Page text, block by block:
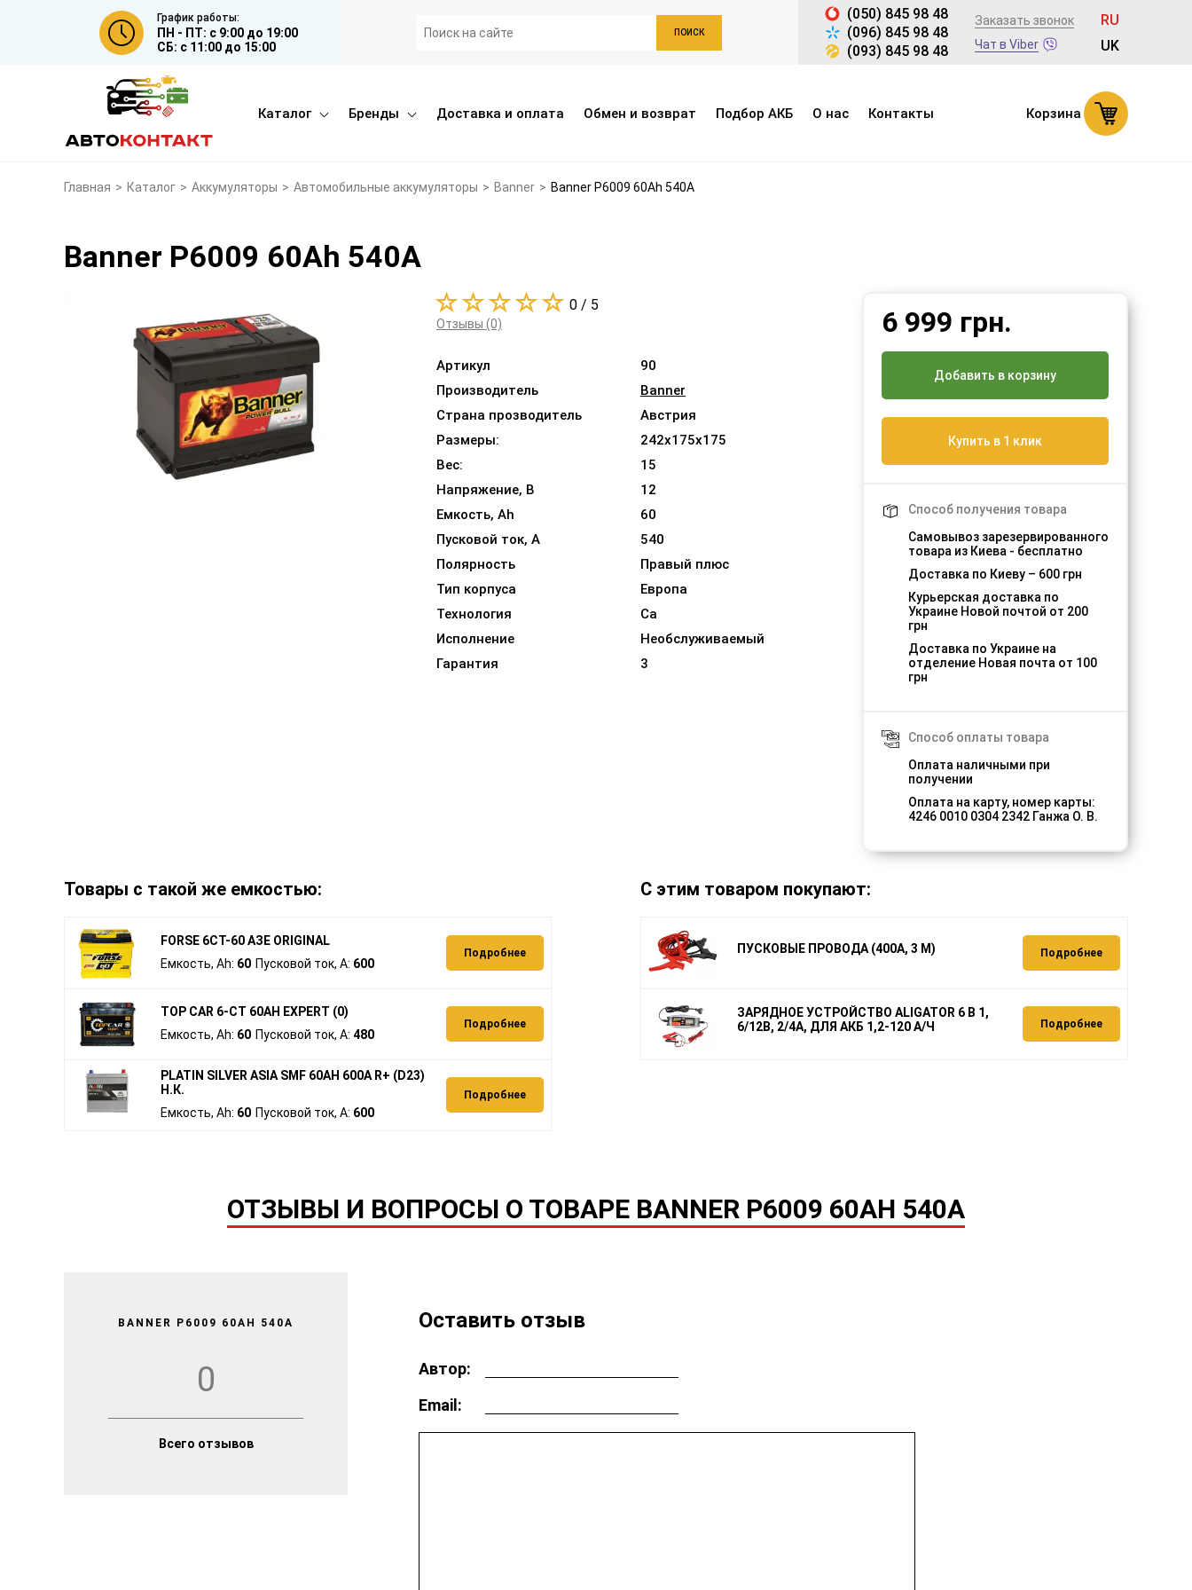
График работы:
ПН - ПТ: с 9:00 до 19:00
СБ: с 11:00 до 15:00
ПОИСК
(050) 845 98 48
(096) 845 98 48
(093) 845 98 48
Заказать звонок
Чат в Viber
RU
UK
Каталог Бренды Доставка и оплата Обмен и возврат Подбор АКБ О нас Контакты Корзина
Главная > Каталог > Аккумуляторы > Автомобильные аккумуляторы > Banner > Banner P6009 60Ah 540A
Banner P6009 60Ah 540A
0 / 5
Отзывы (0)
Артикул
90
Производитель
Banner
Страна прозводитель
Австрия
Размеры:
242x175x175
Вес:
15
Напряжение, В
12
Емкость, Ah
60
Пусковой ток, A
540
Полярность
Правый плюс
Тип корпуса
Европа
Технология
Ca
Исполнение
Необслуживаемый
Гарантия
3
6 999 грн.
Добавить в корзину
Купить в 1 клик
Способ получения товара
Самовывоз зарезервированного
товара из Киева - бесплатно
Доставка по Киеву – 600 грн
Курьерская доставка по
Украине Новой почтой от 200
грн
Доставка по Украине на
отделение Новая почта от 100
грн
Способ оплаты товара
Оплата наличными при
получении
Оплата на карту, номер карты:
4246 0010 0304 2342 Ганжа О. В.
Товары с такой же емкостью:
FORSE 6СТ-60 АЗЕ ORIGINAL
Емкость, Ah: 60 Пусковой ток, A: 600
Подробнее
TOP CAR 6-CT 60AH EXPERT (0)
Емкость, Ah: 60 Пусковой ток, A: 480
Подробнее
PLATIN SILVER ASIA SMF 60AH 600A R+ (D23)
Н.К.
Емкость, Ah: 60 Пусковой ток, A: 600
Подробнее
С этим товаром покупают:
ПУСКОВЫЕ ПРОВОДА (400А, 3 М) Подробнее
ЗАРЯДНОЕ УСТРОЙСТВО ALIGATOR 6 В 1,
6/12В, 2/4А, ДЛЯ АКБ 1,2-120 А/Ч
Подробнее
ОТЗЫВЫ И ВОПРОСЫ О ТОВАРЕ BANNER P6009 60AH 540A
BANNER P6009 60AH 540A
0
Всего отзывов
Оставить отзыв
Автор:
Email: